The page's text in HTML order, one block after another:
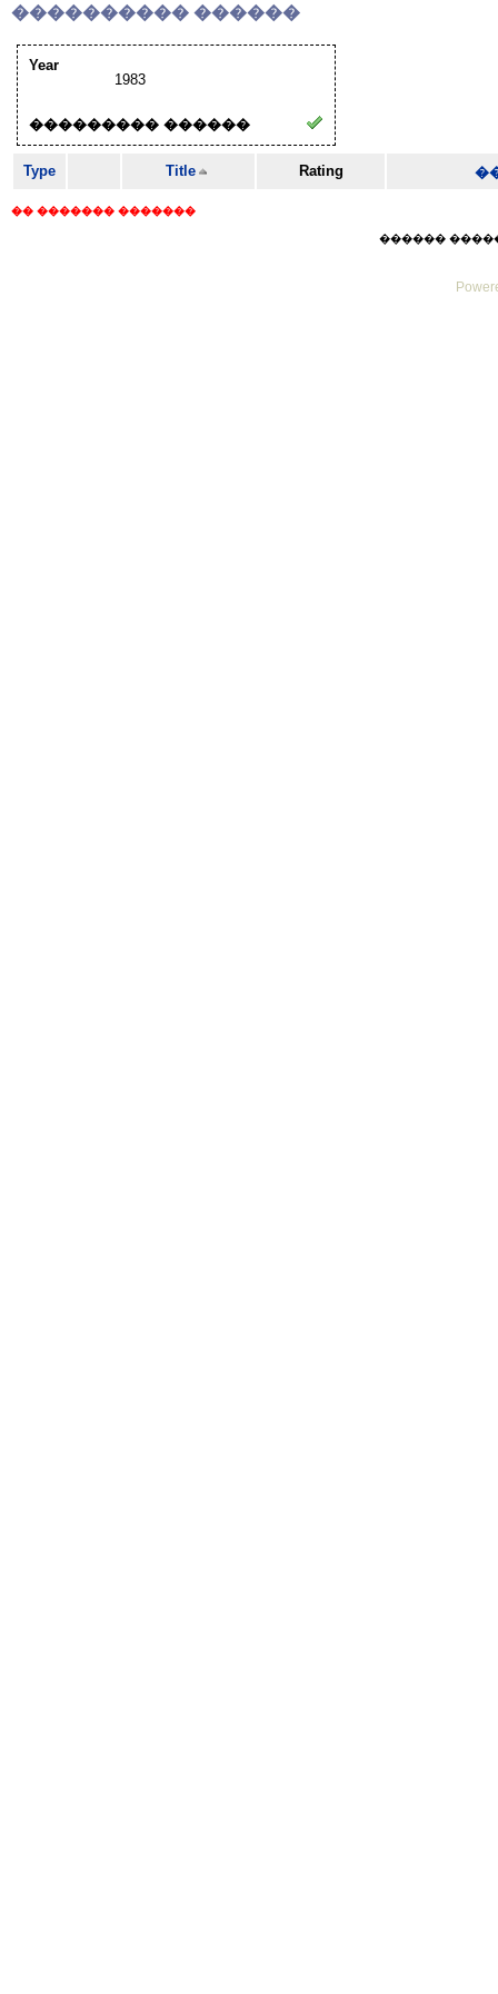
���������� ������
Year
1983
��������� ������
Type Title Rating
�� ������� �������
������ ������